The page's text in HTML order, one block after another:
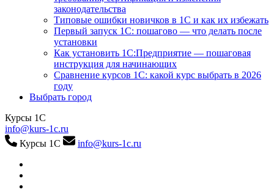
законодательства
Типовые ошибки новичков в 1С и как их избежать
Первый запуск 1С: пошагово — что делать после
установки
Как установить 1С:Предприятие — пошаговая
инструкция для начинающих
Сравнение курсов 1С: какой курс выбрать в 2026
году
Выбрать город
Курсы 1С
info@kurs-1c.ru
Курсы 1С
info@kurs-1c.ru